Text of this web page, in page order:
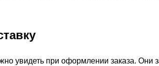
увидеть при оформлении заказа. Они